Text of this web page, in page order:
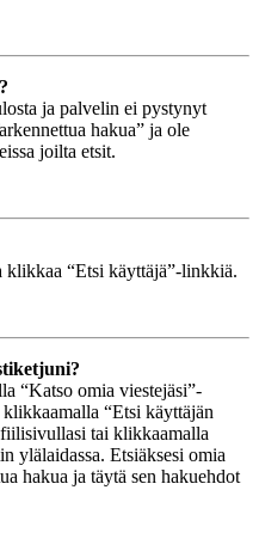
ja palvelin ei pystynyt
hakua” ja ole
joilta etsit.
“Etsi käyttäjä”-linkkiä.
“Katso omia viestejäsi”-
“Etsi käyttäjän
tai klikkaamalla
ylälaidassa. Etsiäksesi omia
hakua ja täytä sen hakuehdot